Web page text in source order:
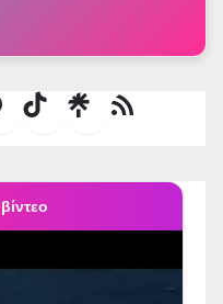
TikTok
Τροφοδοσία